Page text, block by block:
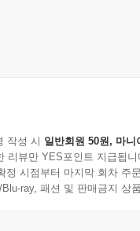
는 그림들,
럼 생생하게 펼쳐진다!
저자 박송이는 특유의
작성 시 일반회원 50원, 마니
리뷰만 YES포인트 지급됩니
정 시점부터 마지막 회차 주
ray, 패션 및 판매금지 상